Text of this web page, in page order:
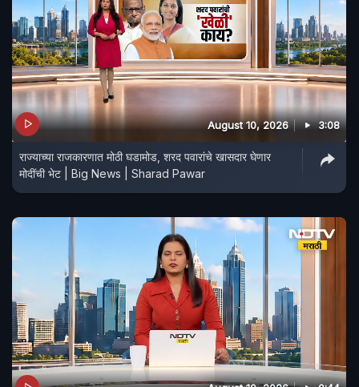
August 10, 2026 3:08
राज्याच्या राजकारणात मोठी घडामोड, शरद पवारांचे खासदार घेणार
मोदींची भेट | Big News | Sharad Pawar